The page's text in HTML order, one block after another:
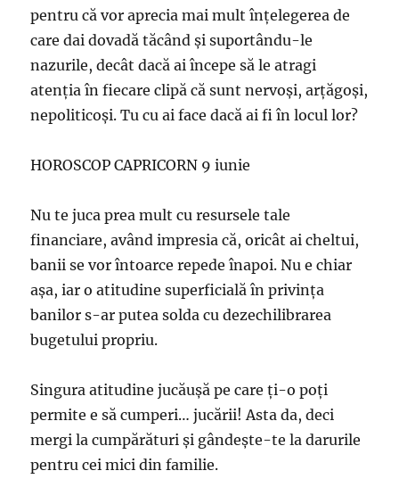
pentru că vor aprecia mai mult înţelegerea de
care dai dovadă tăcând şi suportându-le
nazurile, decât dacă ai începe să le atragi
atenţia în fiecare clipă că sunt nervoşi, arţăgoşi,
nepoliticoşi. Tu cu ai face dacă ai fi în locul lor?
HOROSCOP CAPRICORN 9 iunie
Nu te juca prea mult cu resursele tale
financiare, având impresia că, oricât ai cheltui,
banii se vor întoarce repede înapoi. Nu e chiar
aşa, iar o atitudine superficială în privinţa
banilor s-ar putea solda cu dezechilibrarea
bugetului propriu.
Singura atitudine jucăuşă pe care ţi-o poţi
permite e să cumperi… jucării! Asta da, deci
mergi la cumpărături şi gândeşte-te la darurile
pentru cei mici din familie.